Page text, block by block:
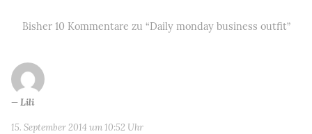
Bisher 10 Kommentare zu “Daily monday business outfit”
Lili
15. September 2014 um 10:52 Uhr